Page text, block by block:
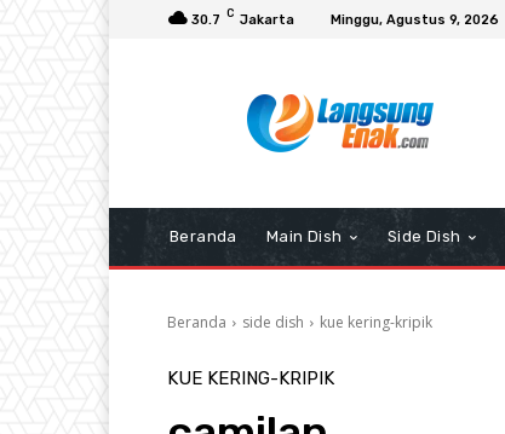
30.7 C Jakarta Minggu, Agustus 9, 2026
Beranda Main Dish Side Dish
Beranda side dish kue kering-kripik
KUE KERING-KRIPIK